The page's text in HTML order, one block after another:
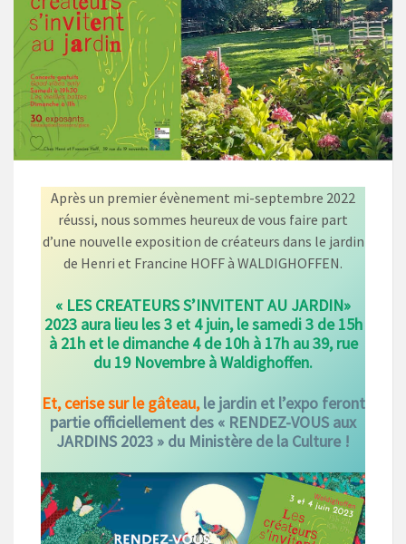
Après un premier évènement mi-septembre 2022
réussi, nous sommes heureux de vous faire part
d’une nouvelle exposition de créateurs dans le jardin
de Henri et Francine HOFF à WALDIGHOFFEN.
« LES CREATEURS S’INVITENT AU JARDIN»
2023 aura lieu les 3 et 4 juin, le samedi 3 de 15h
à 21h et le dimanche 4 de 10h à 17h au 39, rue
du 19 Novembre à Waldighoffen.
Et, cerise sur le gâteau,le jardin et l’expo feront
partie officiellement des « RENDEZ-VOUS aux
JARDINS 2023 » du Ministère de la Culture !